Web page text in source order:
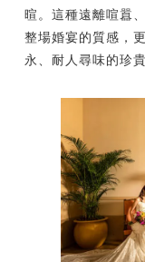
暄。這種遠離喧囂
整場婚宴的質感，
永、耐人尋味的珍貴